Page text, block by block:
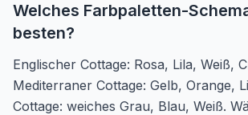
Welches Farbpaletten-
besten?
Englischer Cottage: Rosa, Lila, Weiß,
Mediterraner Cottage: Gelb, Orange,
Cottage: weiches Grau, Blau, Weiß.